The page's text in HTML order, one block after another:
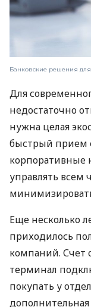
Банковские решения
Для
недостаточно
нужна целая
быстрый прием
корпоративные
управлять всем
Еще несколько
приходилось
компаний. Счет
терминал
покупать у
дополнительная